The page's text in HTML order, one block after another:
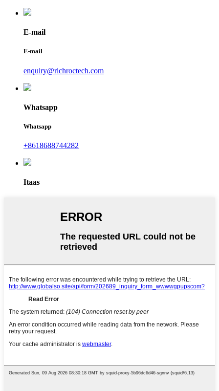
E-mail
E-mail
enquiry@richroctech.com
Whatsapp
Whatsapp
+8618688744282
Itaas